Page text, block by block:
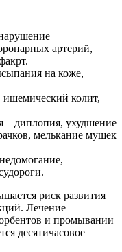
артерий,
на коже,
колит,
– диплопия, ухудшение
мелькание мушек
риск развития
Лечение
и промывании
десятичасовое